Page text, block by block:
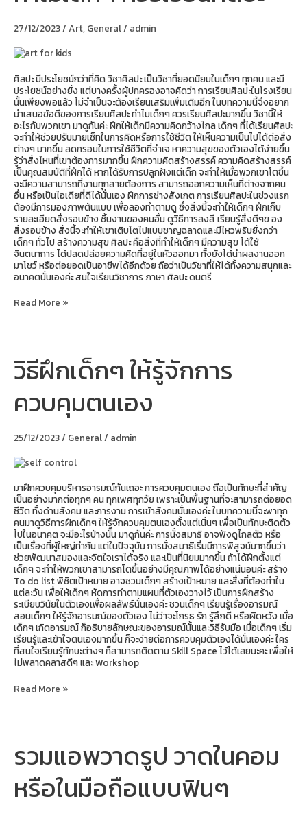
27/12/2023/Art, General/ admin
ศิลปะ มีประโยชน์กว่าที่คิด วิชาศิลปะ เป็นวิชาที่ยอดนิยมในเด็กๆ ทุกคน และมี
ประโยชน์อย่างยิ่ง แต่บางครั้งผู้ปกครองอาจคิดว่า การเรียนศิลปะในโรงเรียน
นั้นเพียงพอแล้ว ไม่จำเป็นจะต้องเรียนเสริมเพิ่มเติมอีก ในบทความนี้จึงอยาก
นำเสนอข้อดีของการเรียนศิลปะ ทำไมเด็กๆ ควรเรียนศิลปะมากขึ้น วิชานี้ให้
อะไรกับพวกเขา มาดูกันค่ะ ฝึกให้เด็กมีความคิดกว้างไกล เด็กๆ ที่ได้เรียนศิลปะ
จะทำให้ช่วยปรับมายเซ็ทในการคิดหรือการใช้ชีวิต ให้เห็นความเป็นไปได้ต่อสิ่ง
ต่างๆ มากขึ้น ลดกรอบในการใช้ชีวิตที่จำเจ หาความสุขของตัวเองได้ง่ายขึ้น
รู้ว่าสิ่งไหนที่เขาต้องการมากขึ้น ฝึกความคิดสร้างสรรค์ ความคิดสร้างสรรค์
เป็นคุณสมบัติที่ฝึกได้ หากได้รับการปลูกฝังแต่เด็ก จะทำให้เมื่อพวกเขาโตขึ้น
จะมีความสามารถที่งานทุกสายต้องการ สามารถออกความเห็นที่ต่างจากคน
อื่น หรือเป็นไอเดียที่ดีได้นั่นเอง ฝึกการช่างสังเกต การเรียนศิลปะในช่วงแรก
ต้องมีการมองภาพต้นแบบ เพื่อลองทำตามดู ซึ่งสิ่งนี้จะทำให้เด็กๆ ฝึกเก็บ
รายละเอียดสิ่งรอบข้าง ชิ้นงานของคนอื่น ดูวิธีการลงสี เรียนรู้สิ่งดีๆข อง
สิ่งรอบข้าง สิ่งนี้จะทำให้เขาเติบโตไปแบบชาญฉลาดและมีไหวพริบยิ่งกว่า
เด็กๆ ทั่วไป สร้างความสุข ศิลปะ คือสิ่งที่ทำให้เด็กๆ มีความสุข ได้ใช้
จินตนาการ ได้ปลดปล่อยความคิดที่อยู่ในหัวออกมา ทั้งยังได้นำผลงานออก
มาโชว์ หรือต่อยอดเป็นอาชีพได้อีกด้วย ถือว่าเป็นวิชาที่ให้ได้ทั้งความสนุกและ
อนาคตนั่นเองค่ะ สนใจเรียนวิชาการ ภาษา ศิลปะ ดนตรี
ควร
ศิลปะ
Read More »
วิธีฝึกเด็กๆ ให้รู้จักการ
ควบคุมตนเอง
25/12/2023/ General/ admin
มาฝึกควบคุมบริหารอารมณ์กันเถอะ การควบคุมตนเอง ถือเป็นทักษะที่สำคัญ
เป็นอย่างมากต่อทุกๆ คน ทุกเพศทุกวัย เพราะเป็นพื้นฐานที่จะสามารถต่อยอด
ชีวิต ทั้งด้านสังคม และการงาน การเข้าสังคมนั่นเองค่ะ ในบทความนี้จะพาทุก
คนมาดูวิธีการฝึกเด็กๆ ให้รู้จักควบคุมตนเองตั้งแต่เนิ่นๆ เพื่อเป็นทักษะติดตัว
ไปในอนาคต จะมีอะไรบ้างนั้น มาดูกันค่ะ การนั่งสมาธิ อาจฟังดูไกลตัว หรือ
เป็นเรื่องที่ผู้ใหญ่ทำกัน แต่ในปัจจุบัน การนั่งสมาธิเริ่มมีการพิสูจน์มากขึ้นว่า
ช่วยพัฒนาสมองและจิตใจเราได้จริง และเป็นที่นิยมมากขึ้น ถ้าได้ฝึกตั้งแต่
เด็กๆ จะทำให้พวกเขาสามารถโตขึ้นอย่างมีคุณภาพได้อย่างแน่นอนค่ะ สร้าง
To do list พิชิตเป้าหมาย อาจชวนเด็กๆ สร้างเป้าหมาย และสิ่งที่ต้องทำใน
แต่ละวัน เพื่อให้เด็กๆ หัดการทำตามแผนที่ตัวเองวางไว้ เป็นการฝึกสร้าง
ระเบียบวินัยในตัวเองเพื่อผลลัพธ์นั่นเองค่ะ ชวนเด็กๆ เรียนรู้เรื่องอารมณ์
สอนเด็กๆ ให้รู้จักอารมณ์ของตัวเอง ไม่ว่าจะโกรธ รัก รู้สึกดี หรือผิดหวัง เมื่อ
เด็กๆ เกิดอารมณ์ ก็อธิบายลักษณะของอารมณ์นั้นและวิธีรับมือ เมื่อเด็กๆ เริ่ม
เรียนรู้และเข้าใจตนเองมากขึ้น ก็จะง่ายต่อการควบคุมตัวเองได้นั่นเองค่ะ ใคร
ที่สนใจเรียนรู้ทักษะต่างๆ ก็สามารถติดตาม Skill Space ไว้ได้เลยนะคะ เพื่อให้
ไม่พลาดคลาสดีๆ และ Workshop
วิธี
ฝึก
เด็กๆ
รู้จัก
ตนเอง
Read More »
รวมแอพวาดรูป วาดในคอม
หรือในมือถือแบบฟินๆ
แอ
พ
วาด
รูป